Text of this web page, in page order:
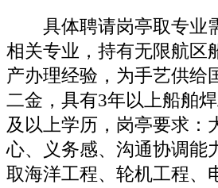
具体聘请岗亭取专业需
相关专业，持有无限航区
产办理经验，为手艺供给
二金，具有3年以上船舶
及以上学历，岗亭要求：
心、义务感、沟通协调能
取海洋工程、轮机工程、